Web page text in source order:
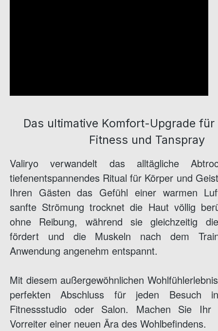
Das ultimative Komfort-Upgrade für
Fitness und Tanspray
Valiryo verwandelt das alltägliche
tiefenentspannendes Ritual für Körper und
Ihren Gästen das Gefühl einer warmen
sanfte Strömung trocknet die Haut völlig
ohne Reibung, während sie gleichzeitig
fördert und die Muskeln nach dem
Anwendung angenehm entspannt.
Mit diesem außergewöhnlichen
perfekten Abschluss für jeden Besuch
Fitnessstudio oder Salon. Machen Sie Ihr
Vorreiter einer neuen Ära des Wohlbefindens.